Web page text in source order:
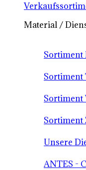
Material /
Sortiment
Sortiment
Sortiment
Sortiment
Unsere
ANTES -